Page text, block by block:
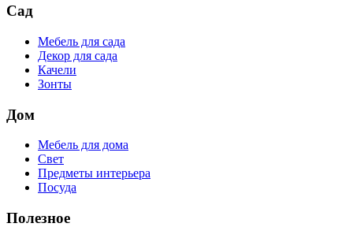
Сад
Мебель для сада
Декор для сада
Качели
Зонты
Дом
Мебель для дома
Свет
Предметы интерьера
Посуда
Полезное